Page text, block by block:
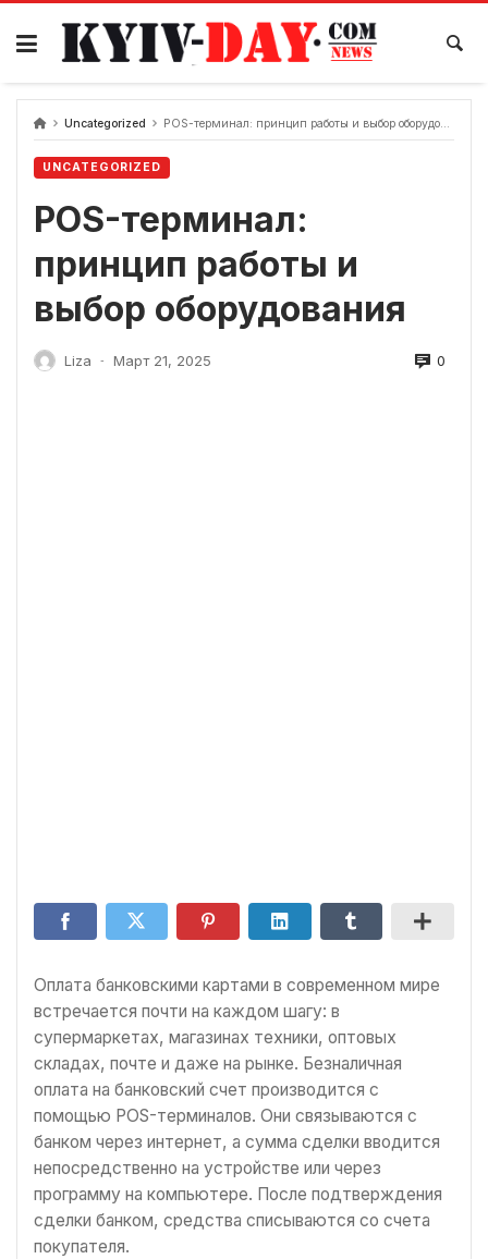
перейти
содержанию
Uncategorized POS-терминал: принцип работы и выбор оборудования
UNCATEGORIZED
POS-терминал:
принцип работы и
выбор оборудования
Liza - Март 21, 2025 0
Оплата банковскими картами в современном мире
встречается почти на каждом шагу: в
супермаркетах, магазинах техники, оптовых
складах, почте и даже на рынке. Безналичная
оплата на банковский счет производится с
помощью POS-терминалов. Они связываются с
банком через интернет, а сумма сделки вводится
непосредственно на устройстве или через
программу на компьютере. После подтверждения
сделки банком, средства списываются со счета
покупателя.